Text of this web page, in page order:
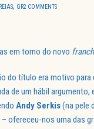
, GR2 COMMENTS
em torno do novo
do título era motivo para
de um hábil argumento,
Andy Serkis(na pele
– ofereceu-nos uma das